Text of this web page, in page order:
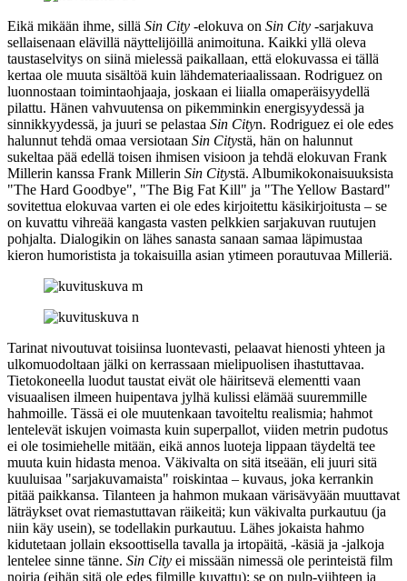
Eikä mikään ihme, sillä Sin City ‑elokuva on Sin City ‑sarjakuva
sellaisenaan elävillä näyttelijöillä animoituna. Kaikki yllä oleva
taustaselvitys on siinä mielessä paikallaan, että elokuvassa ei tällä
kertaa ole muuta sisältöä kuin lähdemateriaalissaan. Rodriguez on
luonnostaan toimintaohjaaja, joskaan ei liialla omaperäisyydellä
pilattu. Hänen vahvuutensa on pikemminkin energisyydessä ja
sinnikkyydessä, ja juuri se pelastaa Sin Cityn. Rodriguez ei ole edes
halunnut tehdä omaa versiotaan Sin Citystä, hän on halunnut
sukeltaa pää edellä toisen ihmisen visioon ja tehdä elokuvan Frank
Millerin kanssa Frank Millerin Sin Citystä. Albumikokonaisuuksista
"The Hard Goodbye", "The Big Fat Kill" ja "The Yellow Bastard"
sovitettua elokuvaa varten ei ole edes kirjoitettu käsikirjoitusta – se
on kuvattu vihreää kangasta vasten pelkkien sarjakuvan ruutujen
pohjalta. Dialogikin on lähes sanasta sanaan samaa läpimustaa
kieron humoristista ja tokaisuilla asian ytimeen porautuvaa Milleriä.
Tarinat nivoutuvat toisiinsa luontevasti, pelaavat hienosti yhteen ja
ulkomuodoltaan jälki on kerrassaan mielipuolisen ihastuttavaa.
Tietokoneella luodut taustat eivät ole häiritsevä elementti vaan
visuaalisen ilmeen huipentava jylhä kulissi elämää suuremmille
hahmoille. Tässä ei ole muutenkaan tavoiteltu realismia; hahmot
lentelevät iskujen voimasta kuin superpallot, viiden metrin pudotus
ei ole tosimiehelle mitään, eikä annos luoteja lippaan täydeltä tee
muuta kuin hidasta menoa. Väkivalta on sitä itseään, eli juuri sitä
kuuluisaa "sarjakuvamaista" roiskintaa – kuvaus, joka kerrankin
pitää paikkansa. Tilanteen ja hahmon mukaan värisävyään muuttavat
läträykset ovat riemastuttavan räikeitä; kun väkivalta purkautuu (ja
niin käy usein), se todellakin purkautuu. Lähes jokaista hahmo
kidutetaan jollain eksoottisella tavalla ja irtopäitä, ‑käsiä ja ‑jalkoja
lentelee sinne tänne. Sin City ei missään nimessä ole perinteistä film
noiria (eihän sitä ole edes filmille kuvattu); se on pulp-viihteen ja